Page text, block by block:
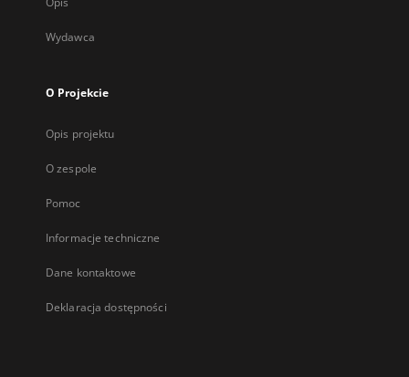
Wydawca
O Projekcie
Opis projektu
O zespole
Pomoc
Informacje techniczne
Dane kontaktowe
Deklaracja dostępności